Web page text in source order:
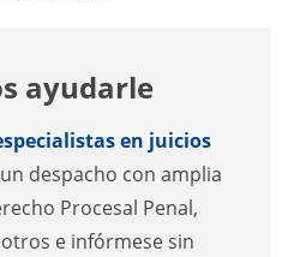
ayudarle
en juicios
despacho con amplia
Procesal Penal,
e infórmese sin